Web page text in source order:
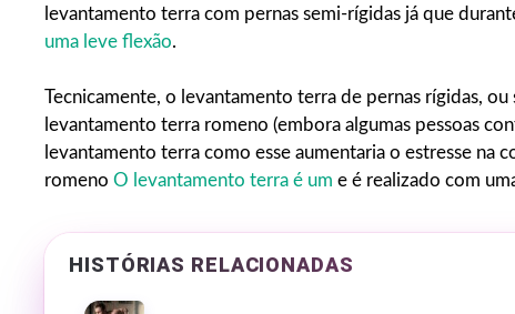
levantamento terra com pernas semi-rígidas já que
uma leve flexão.
Tecnicamente, o levantamento terra de pernas rígidas,
levantamento terra romeno (embora algumas pessoas
levantamento terra como esse aumentaria o estresse na
romeno O levantamento terra é um e é realizado com
HISTÓRIAS RELACIONADAS